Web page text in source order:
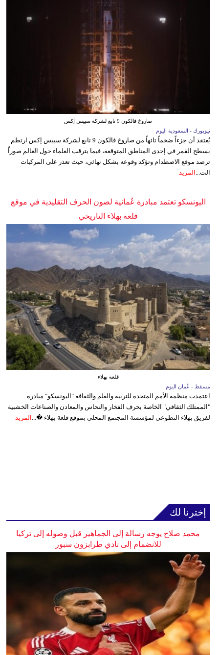
صاروخ فالكون 9 تابع لشركة سبيس إكس
نيويورك - السعودية اليوم
يُعتقد أن جزءاً ضخماً تائهاً من صاروخ فالكون 9 تابع لشركة سبيس إكس ارتطم
بسطح القمر في إحدى المناطق المتوقعة، فيما يترقب العلماء حول العالم صوراً
ترصد موقع الاصطدام وتؤكد وقوعه بشكل نهائي، حيث تعذر على المركبات
الت...
المزيد
اليونسكو تعتمد مبادرة عُمانية لصون الحرف التقليدية في موقع
قلعة بهلاء التاريخي
قلعة بهلاء
مسقط - عُمان اليوم
اعتمدت منظمة الأمم المتحدة للتربية والعلم والثقافة "اليونسكو" مبادرة
"الممتلك الثقافي" الخاصة بحرف الفخار والنحاس والمعادن والصناعات الخشبية
لفريق بهلاء التطوعي لمؤسسة المجتمع المحلي بموقع قلعة بهلاء �... المزيد
إخترنا لك
محمد صلاح يوجه رسالة إلى الجماهير قبل وصوله إلى تركيا
للانضمام إلى نادي طرابزون سبور